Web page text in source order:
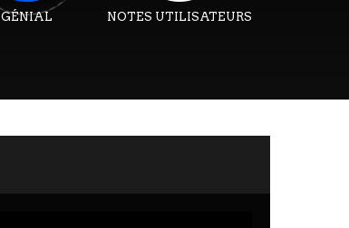
GÉNIAL NOTES UTILISATEURS